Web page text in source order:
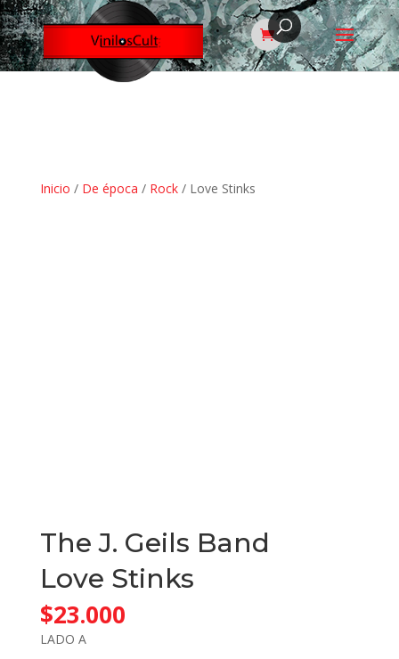
Inicio / De época / Rock/ Love Stinks
The J. Geils Band
Love Stinks
$23.000
LADO A